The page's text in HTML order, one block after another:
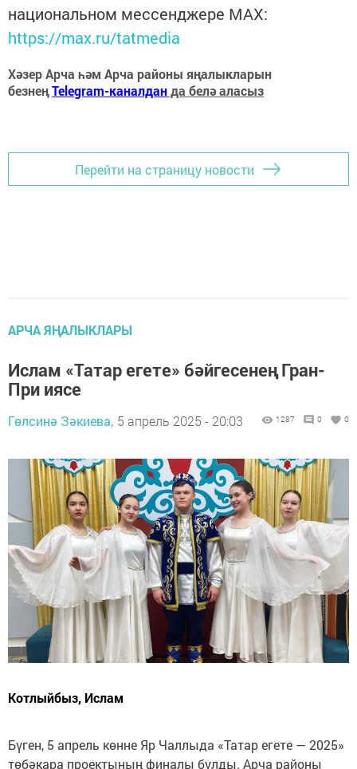
национальном мессенджере MАХ:
https://max.ru/tatmedia
Хәзер Арча һәм Арча районы яңалыкларын
безнеңTelegram-каналданда белә аласыз
Перейти на страницу новости
АРЧА ЯҢАЛЫКЛАРЫ
Ислам «Татар егете» бәйгесенең Гран-
При иясе
Гөлсинә Зәкиева, 5 апрель 2025 - 20:03 1287 0 0
Котлыйбыз, Ислам
Бүген, 5 апрель көнне Яр Чаллыда «Татар егете — 2025»
төбәкара проектының финалы булды. Арча районы